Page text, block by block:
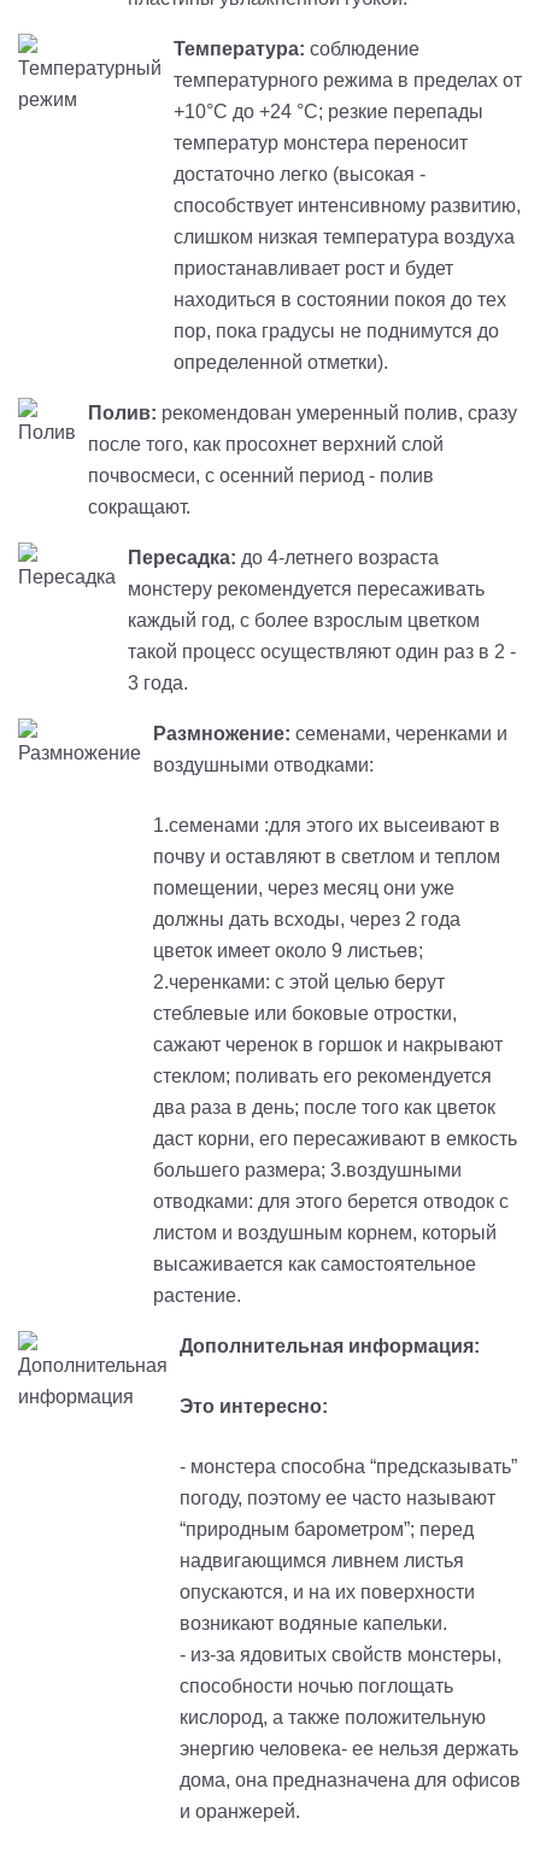
Температура: соблюдение
температурного режима в пределах от
+10°C до +24 °C; резкие перепады
температур монстера переносит
достаточно легко (высокая -
способствует интенсивному развитию,
слишком низкая температура воздуха
приостанавливает рост и будет
находиться в состоянии покоя до тех
пор, пока градусы не поднимутся до
определенной отметки).
Полив: рекомендован умеренный полив, сразу
после того, как просохнет верхний слой
почвосмеси, с осенний период - полив
сокращают.
Пересадка: до 4-летнего возраста
монстеру рекомендуется пересаживать
каждый год, с более взрослым цветком
такой процесс осуществляют один раз в 2 -
3 года.
Размножение: семенами, черенками и
воздушными отводками:
1.семенами :для этого их высеивают в
почву и оставляют в светлом и теплом
помещении, через месяц они уже
должны дать всходы, через 2 года
цветок имеет около 9 листьев;
2.черенками: с этой целью берут
стеблевые или боковые отростки,
сажают черенок в горшок и накрывают
стеклом; поливать его рекомендуется
два раза в день; после того как цветок
даст корни, его пересаживают в емкость
большего размера; 3.воздушными
отводками: для этого берется отводок с
листом и воздушным корнем, который
высаживается как самостоятельное
растение.
Дополнительная информация:
Это интересно:
- монстера способна “предсказывать”
погоду, поэтому ее часто называют
“природным барометром”; перед
надвигающимся ливнем листья
опускаются, и на их поверхности
возникают водяные капельки.
- из-за ядовитых свойств монстеры,
способности ночью поглощать
кислород, а также положительную
энергию человека- ее нельзя держать
дома, она предназначена для офисов
и оранжерей.